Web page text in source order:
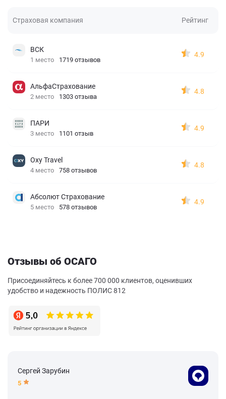
Страховая компания Рейтинг
ВСК
1 место 1719 отзывов
4.9
АльфаСтрахование
2 место 1303 отзыва
4.8
ПАРИ
3 место 1101 отзыв
4.9
Oxy Travel
4 место 758 отзывов
4.8
Абсолют Страхование
5 место 578 отзывов
4.9
Отзывы об ОСАГО
Присоединяйтесь к более 700 000 клиентов, оценивших
удобство и надежность ПОЛИС 812
Сергей Зарубин
5